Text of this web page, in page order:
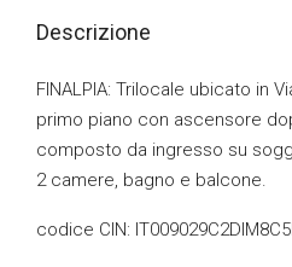
Descrizione
FINALPIA: Trilocale ubicato in
primo piano con ascensore
composto da ingresso su
2 camere, bagno e balcone.
codice CIN: